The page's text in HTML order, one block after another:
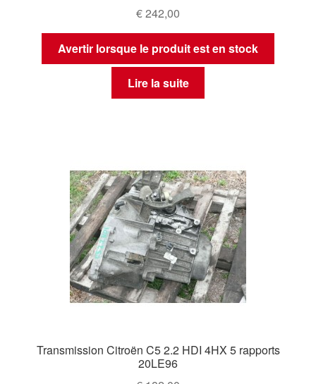
€242,00
Avertir lorsque le produit est en stock
Lire la suite
Transmission Citroën C5 2.2 HDI 4HX 5 rapports
20LE96